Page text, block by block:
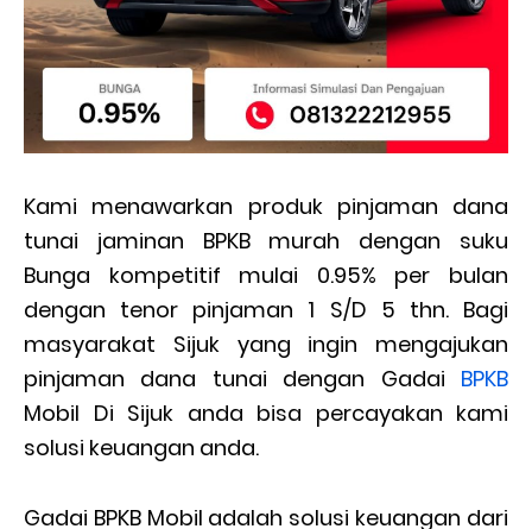
Kami menawarkan produk pinjaman dana
tunai jaminan BPKB murah dengan suku
Bunga kompetitif mulai 0.95% per bulan
dengan tenor pinjaman 1 S/D 5 thn. Bagi
masyarakat Sijuk yang ingin mengajukan
pinjaman dana tunai dengan Gadai BPKB
Mobil Di Sijuk anda bisa percayakan kami
solusi keuangan anda.
Gadai BPKB Mobil adalah solusi keuangan dari